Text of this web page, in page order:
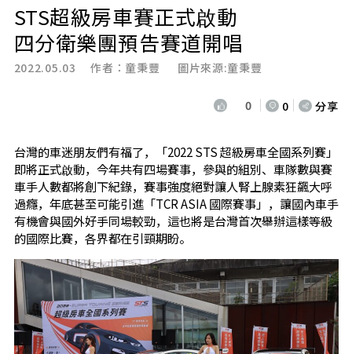
STS超級房車賽正式啟動
四分衛樂團預告賽道開唱
2022.05.03 作者： 童秉豐 圖片來源:童秉豐
0 0 分享
台灣的車迷朋友們有福了，「2022 STS 超級房車全國系列賽」
即將正式啟動，今年共有四場賽事，參與的組別、車隊數與賽
車手人數都將創下紀錄，賽事強度絕對讓人腎上腺素狂飆大呼
過癮，年底甚至可能引進「TCR ASIA 國際賽事」，讓國內車手
有機會與國外好手同場較勁，這也將是台灣首次舉辦這樣等級
的國際比賽，各界都在引頸期盼。